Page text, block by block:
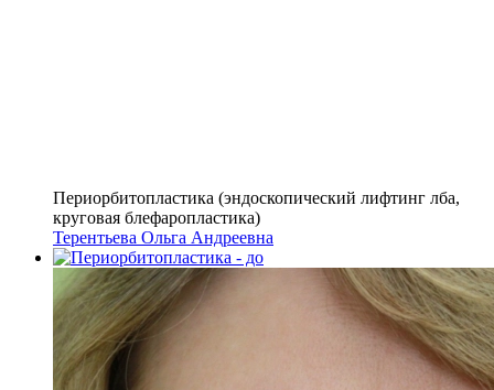
Периорбитопластика (эндоскопический лифтинг лба,
круговая блефаропластика)
Терентьева Ольга Андреевна